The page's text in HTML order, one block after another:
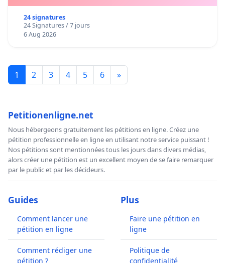
24 signatures
24 Signatures / 7 jours
6 Aug 2026
1 2 3 4 5 6 »
Petitionenligne.net
Nous hébergeons gratuitement les pétitions en ligne. Créez une
pétition professionnelle en ligne en utilisant notre service puissant !
Nos pétitions sont mentionnées tous les jours dans divers médias,
alors créer une pétition est un excellent moyen de se faire remarquer
par le public et par les décideurs.
Guides
Comment lancer une
pétition en ligne
Comment rédiger une
pétition ?
Plus
Faire une pétition en
ligne
Politique de
confidentialité